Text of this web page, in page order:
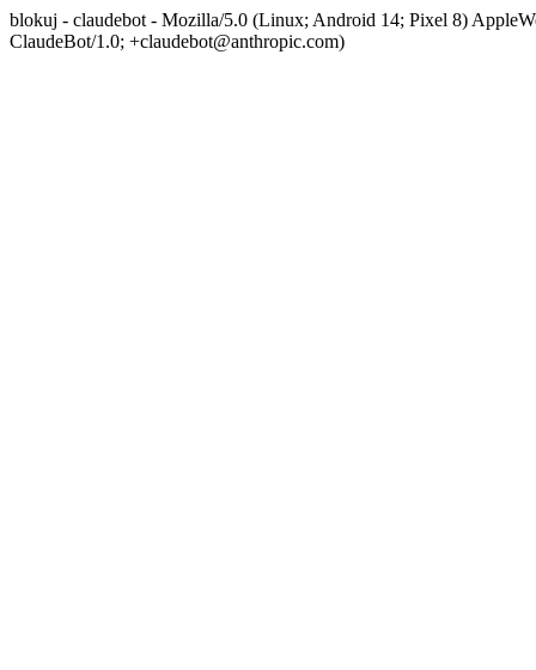
blokuj - claudebot - Mozilla/5.0 (Linux; Android 14; Pixel 8)
ClaudeBot/1.0; +claudebot@anthropic.com)